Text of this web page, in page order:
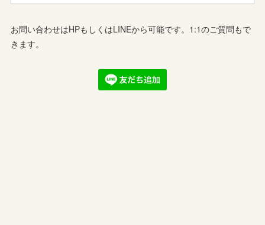
お問い合わせはHPもしくはLINEから可能です。1:1のご質問もで
きます。